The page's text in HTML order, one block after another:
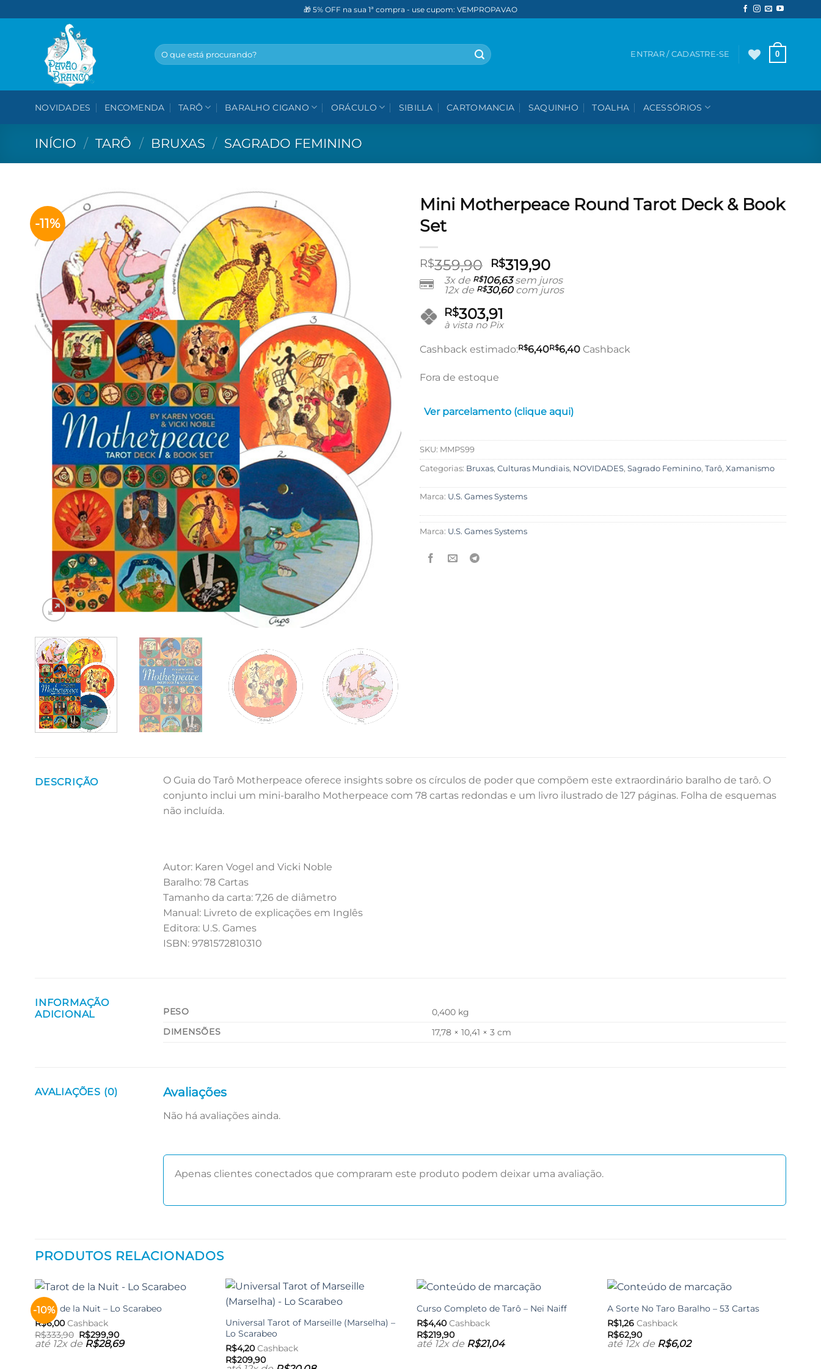
to
🎁 5% OFF na sua 1ª compra - use cupom: VEMPROPAVAO
Pesquisar
por:
ENTRAR / CADASTRE-SE 0
NOVIDADES ENCOMENDA TARÔ BARALHO CIGANO ORÁCULO SIBILLA CARTOMANCIA SAQUINHO TOALHA ACESSÓRIOS
INÍCIO / TARÔ / BRUXAS / SAGRADO FEMININO
-11%
Mini Motherpeace Round Tarot Deck & Book
Set
R$359,90 O
preço
original
era:
R$359,90.
R$319,90O
preço
atual
3x de R$106,63sem juros
12x de R$30,60com juros
R$303,91
à vista no Pix
Cashback estimado:R$6,40R$6,40 Cashback
Fora de estoque
Ver parcelamento (clique aqui)
SKU: MMPS99
Categorias: Bruxas, Culturas Mundiais, NOVIDADES, Sagrado Feminino, Tarô, Xamanismo
Marca: U.S. Games Systems
Marca: U.S. Games Systems
DESCRIÇÃO
O Guia do Tarô Motherpeace oferece insights sobre os círculos de poder que compõem este extraordinário baralho de tarô. O
conjunto inclui um mini-baralho Motherpeace com 78 cartas redondas e um livro ilustrado de 127 páginas. Folha de esquemas
não incluída.
Autor: Karen Vogel and Vicki Noble
Baralho: 78 Cartas
Tamanho da carta: 7,26 de diâmetro
Manual: Livreto de explicações em Inglês
Editora: U.S. Games
ISBN: 9781572810310
INFORMAÇÃO
ADICIONAL
PESO
0,400 kg
DIMENSÕES
17,78 × 10,41 × 3 cm
AVALIAÇÕES (0) Avaliações
Não há avaliações ainda.
Apenas clientes conectados que compraram este produto podem deixar uma avaliação.
PRODUTOS RELACIONADOS
-10%
Tarot de la Nuit – Lo Scarabeo
R$6,00Cashback
R$333,90 O
preço
original
R$299,90O
preço
até 12x de R$28,69
aos meus
desejos
Universal Tarot of Marseille (Marselha) –
Lo Scarabeo
R$4,20Cashback
R$209,90
Adicionar
Curso Completo de Tarô – Nei Naiff
R$4,40Cashback
R$219,90
até 12x de R$21,04
Adicionar
A Sorte No Taro Baralho – 53 Cartas
R$1,26 Cashback
R$62,90
até 12x de R$6,02